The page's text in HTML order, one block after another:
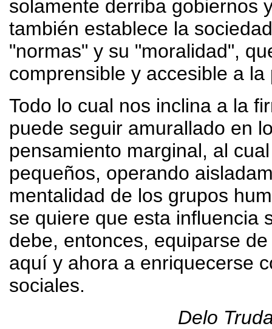
solamente derriba gobiernos
también establece la
"normas" y su "moralidad",
comprensible y accesible a
Todo lo cual nos inclina a la
puede seguir amurallado en
pensamiento marginal, al
pequeños, operando
mentalidad de los grupos
se quiere que esta influencia
debe, entonces, equiparse
aquí y ahora a enriquecerse
sociales.
Delo